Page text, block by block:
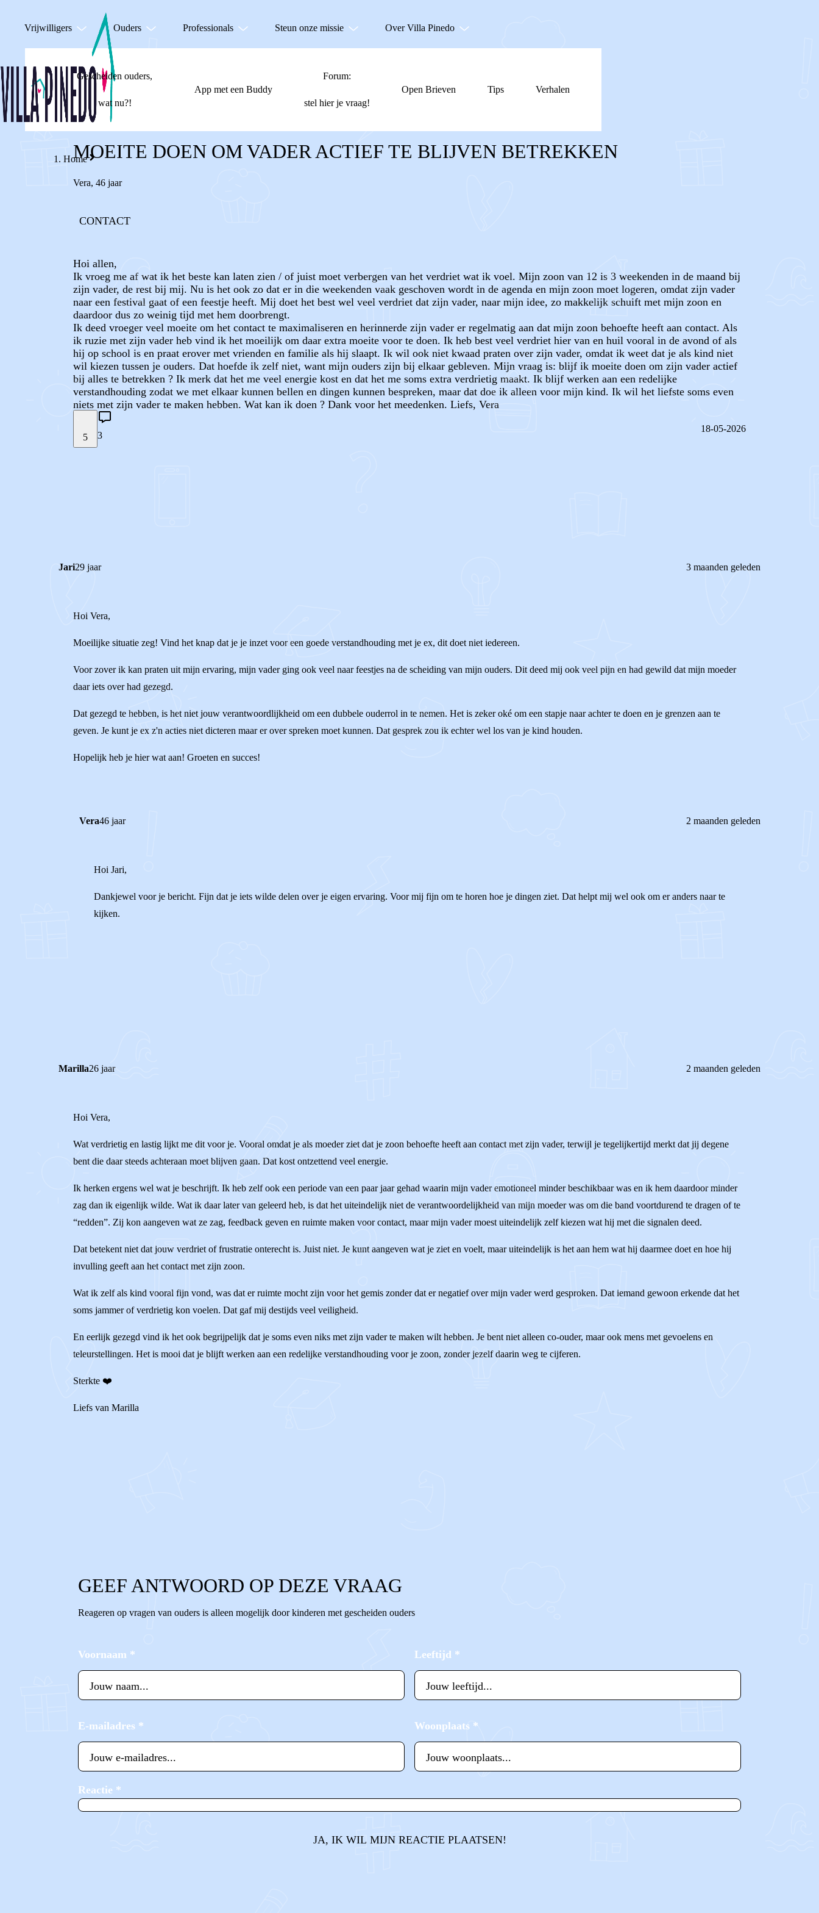
Vrijwilligers Ouders Professionals Steun onze missie Over Villa Pinedo
Gescheiden ouders,
wat nu?!
App met een Buddy
Forum:
stel hier je vraag!
Open Brieven Tips Verhalen
Home
MOEITE DOEN OM VADER ACTIEF TE BLIJVEN BETREKKEN
Vera, 46 jaar
CONTACT
Hoi allen,
Ik vroeg me af wat ik het beste kan laten zien / of juist moet verbergen van het verdriet wat ik voel. Mijn zoon van 12 is 3 weekenden in de maand bij
zijn vader, de rest bij mij. Nu is het ook zo dat er in die weekenden vaak geschoven wordt in de agenda en mijn zoon moet logeren, omdat zijn vader
naar een festival gaat of een feestje heeft. Mij doet het best wel veel verdriet dat zijn vader, naar mijn idee, zo makkelijk schuift met mijn zoon en
daardoor dus zo weinig tijd met hem doorbrengt.
Ik deed vroeger veel moeite om het contact te maximaliseren en herinnerde zijn vader er regelmatig aan dat mijn zoon behoefte heeft aan contact. Als
ik ruzie met zijn vader heb vind ik het moeilijk om daar extra moeite voor te doen. Ik heb best veel verdriet hier van en huil vooral in de avond of als
hij op school is en praat erover met vrienden en familie als hij slaapt. Ik wil ook niet kwaad praten over zijn vader, omdat ik weet dat je als kind niet
wil kiezen tussen je ouders. Dat hoefde ik zelf niet, want mijn ouders zijn bij elkaar gebleven. Mijn vraag is: blijf ik moeite doen om zijn vader actief
bij alles te betrekken ? Ik merk dat het me veel energie kost en dat het me soms extra verdrietig maakt. Ik blijf werken aan een redelijke
verstandhouding zodat we met elkaar kunnen bellen en dingen kunnen bespreken, maar dat doe ik alleen voor mijn kind. Ik wil het liefste soms even
niets met zijn vader te maken hebben. Wat kan ik doen ? Dank voor het meedenken. Liefs, Vera
5 3
18-05-2026
Jari29 jaar 3 maanden geleden
Hoi Vera,
Moeilijke situatie zeg! Vind het knap dat je je inzet voor een goede verstandhouding met je ex, dit doet niet iedereen.
Voor zover ik kan praten uit mijn ervaring, mijn vader ging ook veel naar feestjes na de scheiding van mijn ouders. Dit deed mij ook veel pijn en had gewild dat mijn moeder
daar iets over had gezegd.
Dat gezegd te hebben, is het niet jouw verantwoordlijkheid om een dubbele ouderrol in te nemen. Het is zeker oké om een stapje naar achter te doen en je grenzen aan te
geven. Je kunt je ex z'n acties niet dicteren maar er over spreken moet kunnen. Dat gesprek zou ik echter wel los van je kind houden.
Hopelijk heb je hier wat aan! Groeten en succes!
Vera46 jaar 2 maanden geleden
Hoi Jari,
Dankjewel voor je bericht. Fijn dat je iets wilde delen over je eigen ervaring. Voor mij fijn om te horen hoe je dingen ziet. Dat helpt mij wel ook om er anders naar te
kijken.
Marilla26 jaar 2 maanden geleden
Hoi Vera,
Wat verdrietig en lastig lijkt me dit voor je. Vooral omdat je als moeder ziet dat je zoon behoefte heeft aan contact met zijn vader, terwijl je tegelijkertijd merkt dat jij degene
bent die daar steeds achteraan moet blijven gaan. Dat kost ontzettend veel energie.
Ik herken ergens wel wat je beschrijft. Ik heb zelf ook een periode van een paar jaar gehad waarin mijn vader emotioneel minder beschikbaar was en ik hem daardoor minder
zag dan ik eigenlijk wilde. Wat ik daar later van geleerd heb, is dat het uiteindelijk niet de verantwoordelijkheid van mijn moeder was om die band voortdurend te dragen of te
“redden”. Zij kon aangeven wat ze zag, feedback geven en ruimte maken voor contact, maar mijn vader moest uiteindelijk zelf kiezen wat hij met die signalen deed.
Dat betekent niet dat jouw verdriet of frustratie onterecht is. Juist niet. Je kunt aangeven wat je ziet en voelt, maar uiteindelijk is het aan hem wat hij daarmee doet en hoe hij
invulling geeft aan het contact met zijn zoon.
Wat ik zelf als kind vooral fijn vond, was dat er ruimte mocht zijn voor het gemis zonder dat er negatief over mijn vader werd gesproken. Dat iemand gewoon erkende dat het
soms jammer of verdrietig kon voelen. Dat gaf mij destijds veel veiligheid.
En eerlijk gezegd vind ik het ook begrijpelijk dat je soms even niks met zijn vader te maken wilt hebben. Je bent niet alleen co-ouder, maar ook mens met gevoelens en
teleurstellingen. Het is mooi dat je blijft werken aan een redelijke verstandhouding voor je zoon, zonder jezelf daarin weg te cijferen.
Sterkte ❤️
Liefs van Marilla
GEEF ANTWOORD OP DEZE VRAAG
Reageren op vragen van ouders is alleen mogelijk door kinderen met gescheiden ouders
Voornaam * Leeftijd *
E-mailadres * Woonplaats *
Reactie *
JA, IK WIL MIJN REACTIE PLAATSEN!